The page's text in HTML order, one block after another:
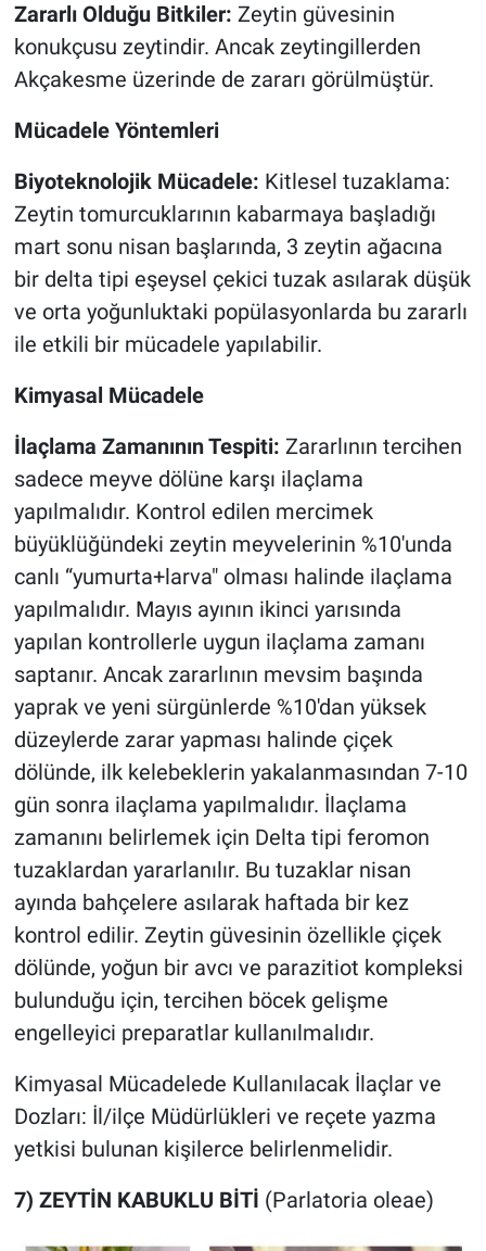
Zararlı Olduğu Bitkiler: Zeytin güvesinin
konukçusu zeytindir. Ancak zeytingillerden
Akçakesme üzerinde de zararı görülmüştür.
Mücadele Yöntemleri
Biyoteknolojik Mücadele: Kitlesel tuzaklama:
Zeytin tomurcuklarının kabarmaya başladığı
mart sonu nisan başlarında, 3 zeytin ağacına
bir delta tipi eşeysel çekici tuzak asılarak düşük
ve orta yoğunluktaki popülasyonlarda bu zararlı
ile etkili bir mücadele yapılabilir.
Kimyasal Mücadele
İlaçlama Zamanının Tespiti: Zararlının tercihen
sadece meyve dölüne karşı ilaçlama
yapılmalıdır. Kontrol edilen mercimek
büyüklüğündeki zeytin meyvelerinin %10'unda
canlı “yumurta+larva" olması halinde ilaçlama
yapılmalıdır. Mayıs ayının ikinci yarısında
yapılan kontrollerle uygun ilaçlama zamanı
saptanır. Ancak zararlının mevsim başında
yaprak ve yeni sürgünlerde %10'dan yüksek
düzeylerde zarar yapması halinde çiçek
dölünde, ilk kelebeklerin yakalanmasından 7-10
gün sonra ilaçlama yapılmalıdır. İlaçlama
zamanını belirlemek için Delta tipi feromon
tuzaklardan yararlanılır. Bu tuzaklar nisan
ayında bahçelere asılarak haftada bir kez
kontrol edilir. Zeytin güvesinin özellikle çiçek
dölünde, yoğun bir avcı ve parazitiot kompleksi
bulunduğu için, tercihen böcek gelişme
engelleyici preparatlar kullanılmalıdır.
Kimyasal Mücadelede Kullanılacak İlaçlar ve
Dozları: İl/ilçe Müdürlükleri ve reçete yazma
yetkisi bulunan kişilerce belirlenmelidir.
7) ZEYTİN KABUKLU BİTİ (Parlatoria oleae)